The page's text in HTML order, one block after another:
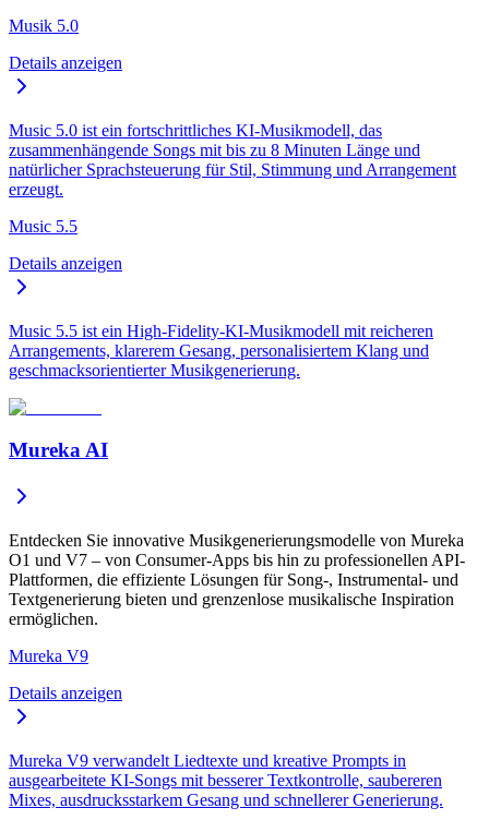
Musik 5.0
Details anzeigen
Music 5.0 ist ein fortschrittliches KI-Musikmodell, das
zusammenhängende Songs mit bis zu 8 Minuten Länge und
natürlicher Sprachsteuerung für Stil, Stimmung und Arrangement
erzeugt.
Music 5.5
Details anzeigen
Music 5.5 ist ein High-Fidelity-KI-Musikmodell mit reicheren
Arrangements, klarerem Gesang, personalisiertem Klang und
geschmacksorientierter Musikgenerierung.
Mureka AI
Entdecken Sie innovative Musikgenerierungsmodelle von Mureka
O1 und V7 – von Consumer-Apps bis hin zu professionellen API-
Plattformen, die effiziente Lösungen für Song-, Instrumental- und
Textgenerierung bieten und grenzenlose musikalische Inspiration
ermöglichen.
Mureka V9
Details anzeigen
Mureka V9 verwandelt Liedtexte und kreative Prompts in
ausgearbeitete KI-Songs mit besserer Textkontrolle, saubereren
Mixes, ausdrucksstarkem Gesang und schnellerer Generierung.